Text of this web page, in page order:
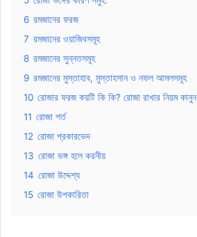
6 রমজানের ফরজ
7 রমজানের ওয়াজিবসমূহ
8 রমজানের সুন্নতসমূহ
9 রমজানের মুস্তাহাব, মুস্তাহসান ও নফল আমলসমূহ
10 রোজার ফরজ কয়টি কি কি? রোজা রাখার নিয়ম কানুন
11 রোজা শর্ত
12 রোজা প্রকারভেদ
13 রোজা ভঙ্গ হলে করনীয়
14 রোজা উদ্দেশ্য
15 রোজা উপকারিতা